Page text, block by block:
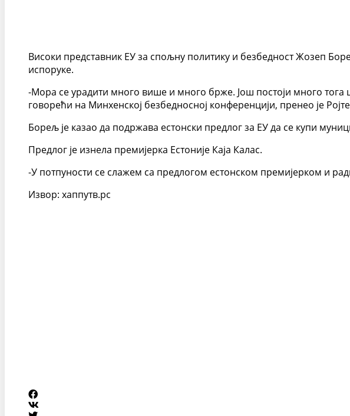
Високи представник ЕУ за спољну политику и безбедност Жозеп
испоруке.
-Мора се урадити много више и много брже. Још постоји много
говорећи на Минхенској безбедносној конференцији, пренео је
Борељ је казао да подржава естонски предлог за ЕУ да се купи
Предлог је изнела премијерка Естоније Каја Калас.
-У потпуности се слажем са предлогом естонском премијерком и
Извор: хаппyтв.рс